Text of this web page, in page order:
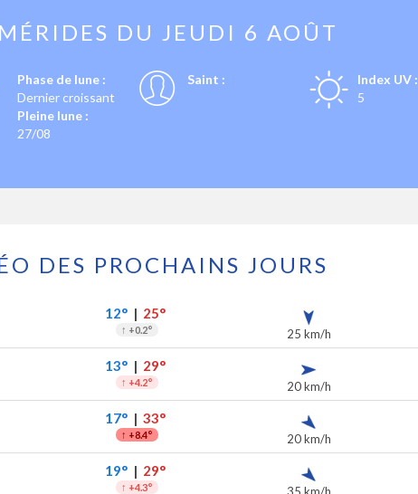
DU JEUDI 6 AOÛT
Phase de lune :
Dernier croissant
Pleine lune :
27/08
Saint :
Index UV :
5
DES PROCHAINS JOURS
12°| 25°
↑ +0.2° 25 km/h
13°| 29°
↑ +4.2° 20 km/h
17°| 33°
↑ +8.4° 20 km/h
19°| 29°
↑ +4.3°